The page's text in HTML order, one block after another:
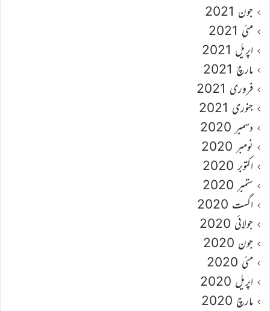
جون 2021
مئی 2021
اپریل 2021
مارچ 2021
فروری 2021
جنوری 2021
دسمبر 2020
نومبر 2020
اکتوبر 2020
ستمبر 2020
اگست 2020
جولائی 2020
جون 2020
مئی 2020
اپریل 2020
مارچ 2020